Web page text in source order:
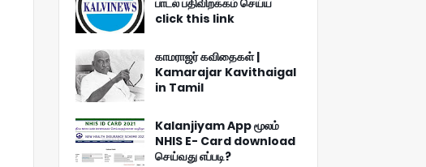
பாடல் பதிவிறக்கம் செய்ய
click this link
காமராஜர் கவிதைகள் |
Kamarajar Kavithaigal
in Tamil
Kalanjiyam App மூலம்
NHIS E- Card download
செய்வது எப்படி?